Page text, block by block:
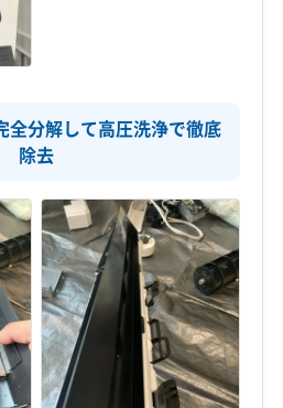
全分解して高圧洗浄で徹底
除去